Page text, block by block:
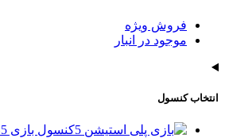
فروش ویژه
موجود در انبار
انتخاب کنسول
کنسول بازی PS5